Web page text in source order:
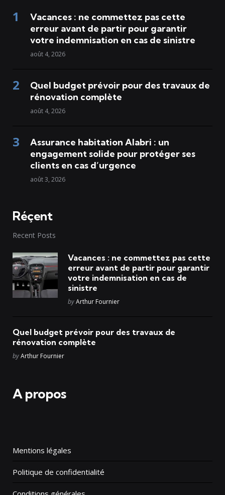
Vacances : ne commettez pas cette
erreur avant de partir pour garantir
votre indemnisation en cas de sinistre
août 4, 2026
Quel budget prévoir pour des travaux de
rénovation complète
août 4, 2026
Assurance habitation Alabri : un
engagement solide pour protéger ses
clients en cas d’urgence
août 3, 2026
Réçent
Recent Posts
Vacances : ne commettez pas cette
erreur avant de partir pour garantir
votre indemnisation en cas de
sinistre
Posted
byArthur Fournier
Quel budget prévoir pour des travaux de
rénovation complète
Posted
byArthur Fournier
A propos
Mentions légales
Politique de confidentialité